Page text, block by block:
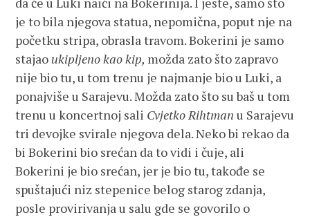
je to bila njegova statua, nepomična, poput nje na
početku stripa, obrasla travom. Bokerini je samo
stajao ukipljeno kao kip, možda zato što zapravo
nije bio tu, u tom trenu je najmanje bio u Luki, a
ponajviše u Sarajevu. Možda zato što su baš u tom
trenu u koncertnoj sali Cvjetko Rihtmanu Sarajevu
tri devojke svirale njegova dela. Neko bi rekao da
bi Bokerini bio srećan da to vidi i čuje, ali
Bokerini je bio srećan, jer je bio tu, takođe se
spuštajući niz stepenice belog starog zdanja,
posle provirivanja u salu gde se govorilo o